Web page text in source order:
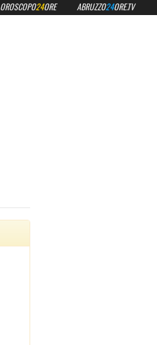
OROSCOPO24ORE ABRUZZO24ORE.TV